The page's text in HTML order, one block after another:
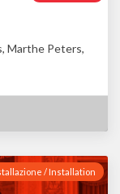
Marthe Peters,
/ Installation